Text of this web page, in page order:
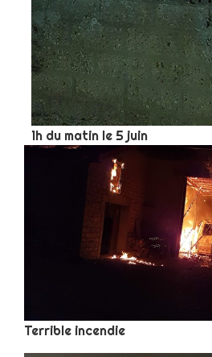
1h du matin le 5 juin
Terrible incendie